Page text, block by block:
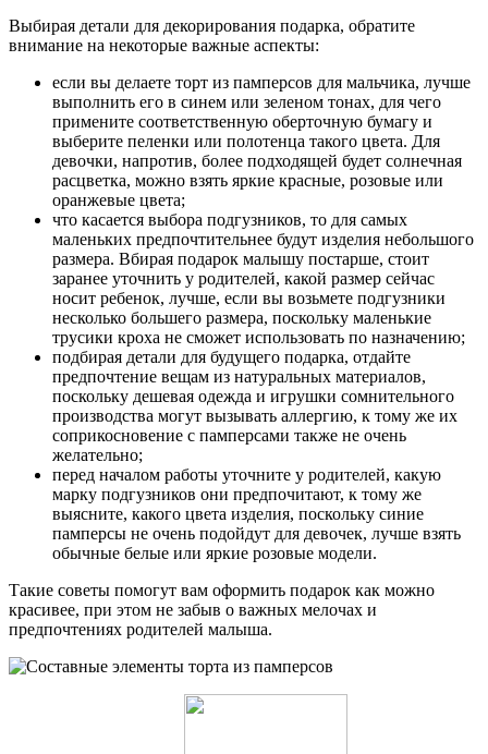
Выбирая детали для декорирования подарка, обратите
внимание на некоторые важные аспекты:
если вы делаете торт из памперсов для мальчика, лучше
выполнить его в синем или зеленом тонах, для чего
примените соответственную оберточную бумагу и
выберите пеленки или полотенца такого цвета. Для
девочки, напротив, более подходящей будет солнечная
расцветка, можно взять яркие красные, розовые или
оранжевые цвета;
что касается выбора подгузников, то для самых
маленьких предпочтительнее будут изделия небольшого
размера. Вбирая подарок малышу постарше, стоит
заранее уточнить у родителей, какой размер сейчас
носит ребенок, лучше, если вы возьмете подгузники
несколько большего размера, поскольку маленькие
трусики кроха не сможет использовать по назначению;
подбирая детали для будущего подарка, отдайте
предпочтение вещам из натуральных материалов,
поскольку дешевая одежда и игрушки сомнительного
производства могут вызывать аллергию, к тому же их
соприкосновение с памперсами также не очень
желательно;
перед началом работы уточните у родителей, какую
марку подгузников они предпочитают, к тому же
выясните, какого цвета изделия, поскольку синие
памперсы не очень подойдут для девочек, лучше взять
обычные белые или яркие розовые модели.
Такие советы помогут вам оформить подарок как можно
красивее, при этом не забыв о важных мелочах и
предпочтениях родителей малыша.